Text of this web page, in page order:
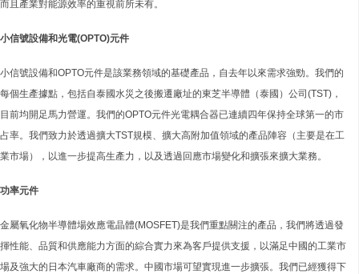
而且產業對能源效率的重視前所未有。
小信號設備和光電(OPTO)元件
小信號設備和OPTO元件是該業務領域的基礎產品，自去年以來需求強勁。我們的
每個生產據點，包括自泰國水災之後搬遷廠址的東芝半導體（泰國）公司(TST)，
目前均開足馬力營運。我們的OPTO元件光電耦合器已連續四年保持全球第一的市
占率。我們致力於透過擴大TST規模、擴大高附加值領域的產品陣容（主要是在工
業市場），以進一步提高生產力，以及透過回應市場變化和擴張來擴大業務。
功率元件
金屬氧化物半導體場效應電晶體(MOSFET)是我們重點關注的產品，我們將透過發
揮性能、品質和供應能力方面的綜合實力來為客戶提供支援，以滿足中國的工業市
場及強大的日本汽車廠商的需求。中國市場可望實現進一步擴張。我們已經獲得下